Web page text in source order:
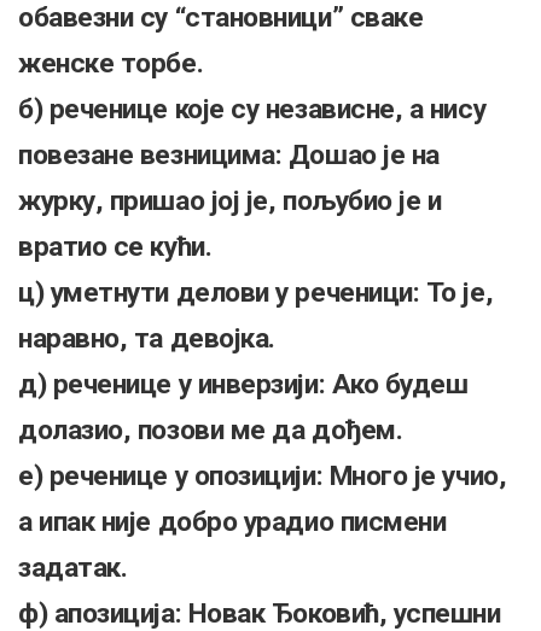
обавезни су “становници” сваке
женске торбе.
б) реченице које су независне, а нису
повезане везницима: Дошао је на
журку, пришао јој је, пољубио је и
вратио се кући.
ц) уметнути делови у реченици: То је,
наравно, та девојка.
д) реченице у инверзији: Ако будеш
долазио, позови ме да дођем.
е) реченице у опозицији: Много је учио,
а ипак није добро урадио писмени
задатак.
ф) апозиција: Новак Ђоковић, успешни